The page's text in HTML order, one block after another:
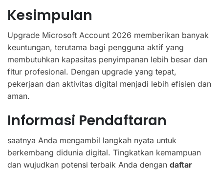
Kesimpulan
Upgrade Microsoft Account 2026 memberikan banyak
keuntungan, terutama bagi pengguna aktif yang
membutuhkan kapasitas penyimpanan lebih besar dan
fitur profesional. Dengan upgrade yang tepat,
pekerjaan dan aktivitas digital menjadi lebih efisien dan
aman.
Informasi Pendaftaran
saatnya Anda mengambil langkah nyata untuk
berkembang didunia digital. Tingkatkan kemampuan
dan wujudkan potensi terbaik Anda dengan daftar